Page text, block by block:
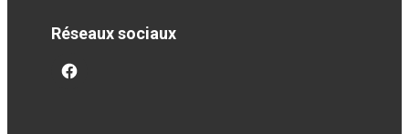
Réseaux sociaux
facebook